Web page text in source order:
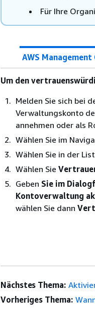
Für Ihre
AWS Management
Um den
Melden Sie sich bei
Verwaltungskonto
annehmen oder als
Wählen Sie im
Wählen Sie in der
Wählen Sie
Geben Sie im
Kontoverwaltung
wählen Sie dann
Nächstes Thema:
Vorheriges Thema: